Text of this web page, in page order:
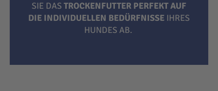
SIE DAS TROCKENFUTTER PERFEKT AUF
DIE INDIVIDUELLEN BEDÜRFNISSE IHRES
HUNDES AB.